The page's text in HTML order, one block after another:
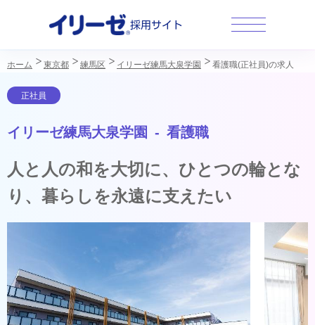
採用サイト
ホーム 東京都 練馬区 イリーゼ練馬大泉学園 看護職(正社員)の求人
イリーゼ練馬大泉学園 - 看護職
人と人の和を大切に、ひとつの輪とな
り、暮らしを永遠に支えたい